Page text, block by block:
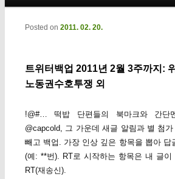
트위터백업 2011년 2월 3주까지:
노동권수호투쟁 외
Posted on 2011. 02. 20.
!@#… 떡밥 단편들의 북마크와 간단
@capcold, 그 가운데 새글 알림과 별 첨
빼고 백업. 가장 인상 깊은 항목을 뽑아 답
(예: **번). RT로 시작하는 항목은 내 글이
RT(재송신).